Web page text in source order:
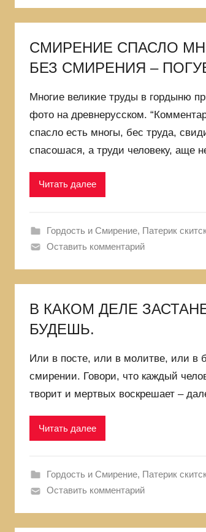
СМИРЕНИЕ СПАСЛО
БЕЗ СМИРЕНИЯ –
Многие великие труды в гордыню
фото на древнерусском.
спасло есть многы, бес труда,
спасошася, а труди человеку, аще
Читать далее
Гордость и Смирение, Патерик
Оставить комментарий
В КАКОМ ДЕЛЕ
БУДЕШЬ.
Или в посте, или в молитве, или в
смирении. Говори, что каждый
творит и мертвых воскрешает –
Читать далее
Гордость и Смирение, Патерик
Оставить комментарий